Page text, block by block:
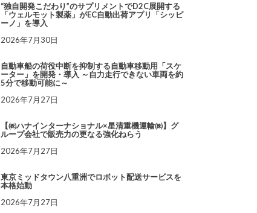
“独自開発こだわり”のサプリメントでD2C展開する
「ウェルモット製薬」がEC自動出荷アプリ「シッピ
ーノ」を導入
2026年7月30日
自動車船の荷役中断を抑制する自動車移動用「スケ
ーター」を開発・導入 ～自力走行できない車両を約
5分で移動可能に～
2026年7月27日
【㈱ハナインターナショナル×星清重機運輸㈱】グ
ループ会社で販売力の更なる強化ねらう
2026年7月27日
東京ミッドタウン八重洲でロボット配送サービスを
本格始動
2026年7月27日